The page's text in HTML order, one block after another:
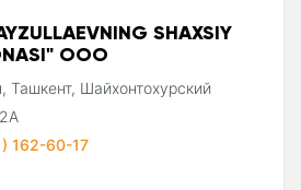
SHAXSIY
ООО
Ташкент, Шайхонтохурский
162-60-17